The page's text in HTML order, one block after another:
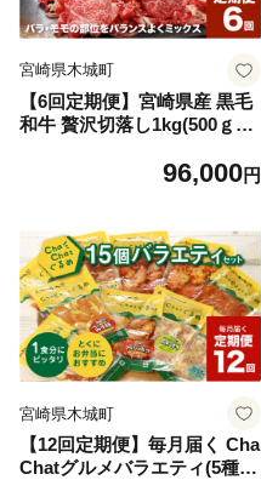
宮崎県木城町
【6回定期便】宮崎県産 黒毛
和牛 贅沢切落し1kg(500ｇ×2
96,000円
宮崎県木城町
【12回定期便】毎月届く Cha
Chatグルメバラエティ(5種類